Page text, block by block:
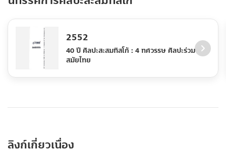
2552
40 ปี ศิลปะสะสมทิสโก้ : 4 ทศวรรษ ศิลปะร่วม
สมัยไทย
ลิงก์เกี่ยวเนื่อง